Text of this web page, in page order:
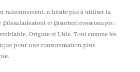
raisonnement, n’hésite pas à utiliser la
@lasaladeatout et @sortezdevosconapts :
Origine et Utile. Tout comme les
pour une consommation plus